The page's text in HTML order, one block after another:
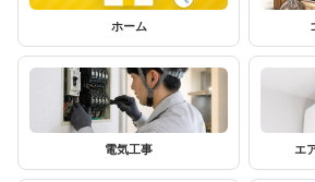
ホーム
電気工事 エ